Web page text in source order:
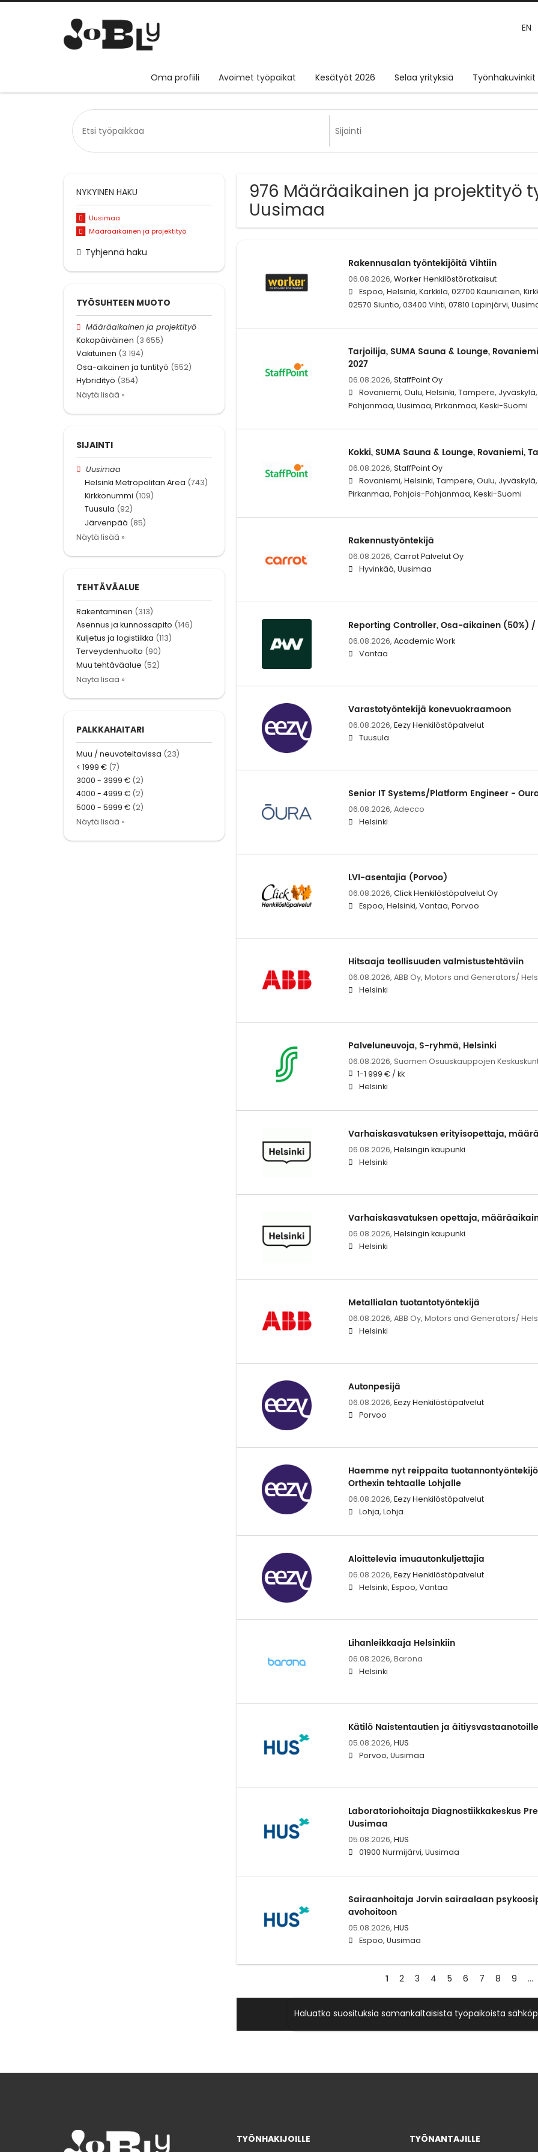
EN
Oma profiili Avoimet työpaikat Kesätyöt 2026 Selaa yrityksiä Työnhakuvinkit
976 Määräaikainen ja projektityö
Uusimaa
Rakennusalan työntekijöitä Vihtiin
06.08.2026, Worker Henkilöstöratkaisut
Espoo, Helsinki, Karkkila, 02700 Kauniainen,
02570 Siuntio, 03400 Vihti, 07810 Lapinjärvi,
Tarjoilija, SUMA Sauna & Lounge,
2027
06.08.2026, StaffPoint Oy
Rovaniemi, Oulu, Helsinki, Tampere,
Pohjanmaa, Uusimaa, Pirkanmaa, Keski-Suomi
Kokki, SUMA Sauna & Lounge, Rovaniemi,
06.08.2026, StaffPoint Oy
Rovaniemi, Helsinki, Tampere, Oulu,
Pirkanmaa, Pohjois-Pohjanmaa, Keski-Suomi
Rakennustyöntekijä
06.08.2026, Carrot Palvelut Oy
Hyvinkää, Uusimaa
Reporting Controller, Osa-aikainen (50%)
06.08.2026, Academic Work
Vantaa
Varastotyöntekijä konevuokraamoon
06.08.2026, Eezy Henkilöstöpalvelut
Tuusula
Senior IT Systems/Platform Engineer -
06.08.2026, Adecco
Helsinki
LVI-asentajia (Porvoo)
06.08.2026, Click Henkilöstöpalvelut Oy
Espoo, Helsinki, Vantaa, Porvoo
Hitsaaja teollisuuden valmistustehtäviin
06.08.2026, ABB Oy, Motors and Generators/
Helsinki
Palveluneuvoja, S-ryhmä, Helsinki
06.08.2026, Suomen Osuuskauppojen
1-1 999 € / kk
Helsinki
Varhaiskasvatuksen erityisopettaja,
06.08.2026, Helsingin kaupunki
Helsinki
Varhaiskasvatuksen opettaja,
06.08.2026, Helsingin kaupunki
Helsinki
Metallialan tuotantotyöntekijä
06.08.2026, ABB Oy, Motors and Generators/
Helsinki
Autonpesijä
06.08.2026, Eezy Henkilöstöpalvelut
Porvoo
Haemme nyt reippaita
Orthexin tehtaalle Lohjalle
06.08.2026, Eezy Henkilöstöpalvelut
Lohja, Lohja
Aloittelevia imuautonkuljettajia
06.08.2026, Eezy Henkilöstöpalvelut
Helsinki, Espoo, Vantaa
Lihanleikkaaja Helsinkiin
06.08.2026, Barona
Helsinki
Kätilö Naistentautien ja äitiysvastaanotoille
05.08.2026, HUS
Porvoo, Uusimaa
Laboratoriohoitaja Diagnostiikkakeskus
Uusimaa
05.08.2026, HUS
01900 Nurmijärvi, Uusimaa
Sairaanhoitaja Jorvin sairaalaan
avohoitoon
05.08.2026, HUS
Espoo, Uusimaa
1 2 3 4 5 6 7 8 9 …
Haluatko suosituksia samankaltaisista työpaikoista
NYKYINEN HAKU
Uusimaa
Määräaikainen ja projektityö
Tyhjennä haku
TYÖSUHTEEN MUOTO
Määräaikainen ja projektityö
Kokopäiväinen (3 655)
Vakituinen (3 194)
Osa-aikainen ja tuntityö (552)
Hybridityö (354)
Näytä lisää »
SIJAINTI
Uusimaa
Helsinki Metropolitan Area (743)
Kirkkonummi (109)
Tuusula (92)
Järvenpää (85)
Näytä lisää »
TEHTÄVÄALUE
Rakentaminen (313)
Asennus ja kunnossapito (146)
Kuljetus ja logistiikka (113)
Terveydenhuolto (90)
Muu tehtäväalue (52)
Näytä lisää »
PALKKAHAITARI
Muu / neuvoteltavissa (23)
< 1999 € (7)
3000 - 3999 € (2)
4000 - 4999 € (2)
5000 - 5999 € (2)
Näytä lisää »
TYÖNHAKIJOILLE TYÖNANTAJILLE